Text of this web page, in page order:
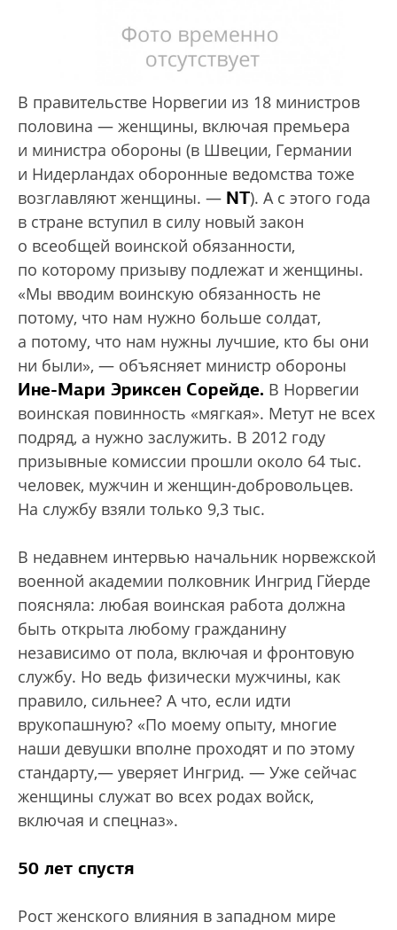
В правительстве Норвегии из 18 министров
половина — женщины, включая премьера
и министра обороны (в Швеции, Германии
и Нидерландах оборонные ведомства тоже
возглавляют женщины. — NT). А с этого года
в стране вступил в силу новый закон
о всеобщей воинской обязанности,
по которому призыву подлежат и женщины.
«Мы вводим воинскую обязанность не
потому, что нам нужно больше солдат,
а потому, что нам нужны лучшие, кто бы они
ни были», — объясняет министр обороны
Ине-Мари Эриксен Сорейде. В Норвегии
воинская повинность «мягкая». Метут не всех
подряд, а нужно заслужить. В 2012 году
призывные комиссии прошли около 64 тыс.
человек, мужчин и женщин-добровольцев.
На службу взяли только 9,3 тыс.
В недавнем интервью начальник норвежской
военной академии полковник Ингрид Гйерде
поясняла: любая воинская работа должна
быть открыта любому гражданину
независимо от пола, включая и фронтовую
службу. Но ведь физически мужчины, как
правило, сильнее? А что, если идти
врукопашную? «По моему опыту, многие
наши девушки вполне проходят и по этому
стандарту,— уверяет Ингрид. — Уже сейчас
женщины служат во всех родах войск,
включая и спецназ».
50 лет спустя
Рост женского влияния в западном мире